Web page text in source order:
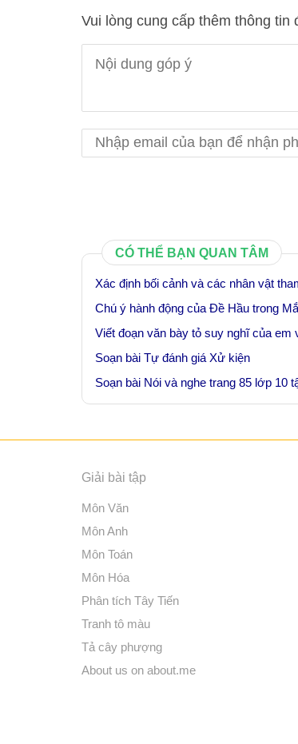
Vui lòng cung cấp thêm thông tin
CÓ THỂ BẠN QUAN TÂM
Xác định bối cảnh và các nhân vật
Chú ý hành động của Đề Hầu trong
Viết đoạn văn bày tỏ suy nghĩ của em
Soạn bài Tự đánh giá Xử kiện
Soạn bài Nói và nghe trang 85 lớp 10
Giải bài tập
Môn Văn
Môn Anh
Môn Toán
Môn Hóa
Phân tích Tây Tiến
Tranh tô màu
Tả cây phượng
About us on about.me